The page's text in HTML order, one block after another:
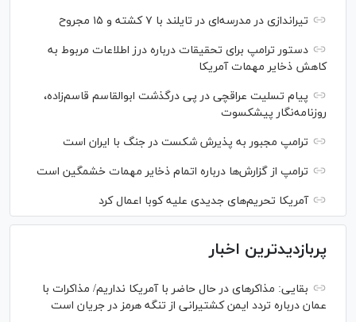
تیراندازی در مدرسه‌ای در تایلند با ۷ کشته و ۱۵ مجروح
دستور ترامپ برای تحقیقات درباره درز اطلاعات مربوط به
کاهش ذخایر مهمات آمریکا
پیام تسلیت عراقچی در پی درگذشت ابوالقاسم قاسم‌زاده،
روزنامه‌نگار پیشکسوت
ترامپ مجبور به پذیرش شکست در جنگ با ایران است
ترامپ از گزارش‌ها درباره اتمام ذخایر مهمات خشمگین است
آمریکا تحریم‌های جدیدی علیه کوبا اعمال کرد
پربازدیدترین اخبار
بقایی: مذاکره‎ای در حال حاضر با آمریکا نداریم/ مذاکرات با
عمان درباره تردد ایمن کشتیرانی از تنگه هرمز در جریان است